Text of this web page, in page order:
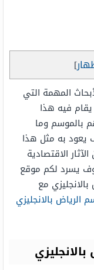
]
المهمة التي
فيه هذا
بالموسم وما
يعود به مثل هذا
الاقتصادية
يسرد لكم موقع
مع
الرياض بالانجليزي